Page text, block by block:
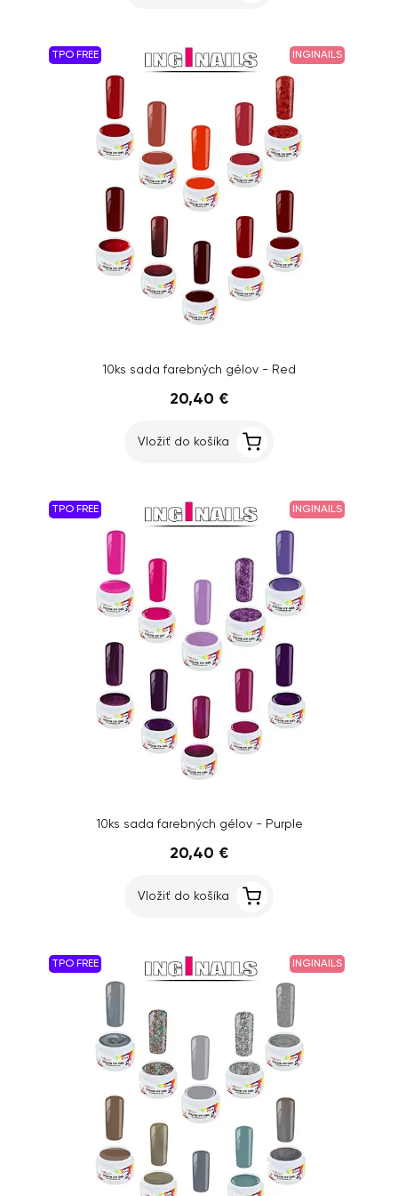
TPO FREE INGINAILS
10ks sada farebných gélov - Red
20,40 €
Vložiť do košíka
TPO FREE INGINAILS
10ks sada farebných gélov - Purple
20,40 €
Vložiť do košíka
TPO FREE INGINAILS